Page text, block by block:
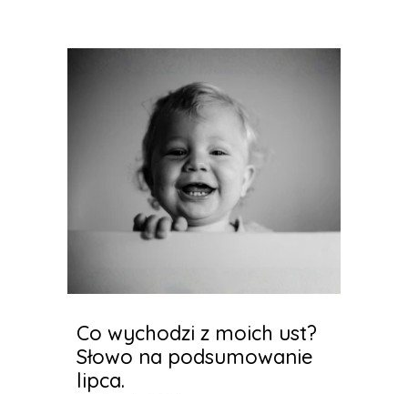
Co wychodzi z moich ust?
Słowo na podsumowanie
lipca.